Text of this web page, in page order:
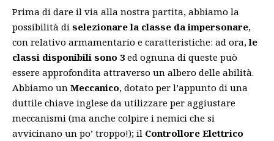
Prima di dare il via alla nostra partita, abbiamo la
possibilità di selezionare la classe da impersonare,
con relativo armamentario e caratteristiche: ad ora, le
classi disponibili sono 3 ed ognuna di queste può
essere approfondita attraverso un albero delle abilità.
Abbiamo un Meccanico, dotato per l’appunto di una
duttile chiave inglese da utilizzare per aggiustare
meccanismi (ma anche colpire i nemici che si
avvicinano un po’ troppo!); il Controllore Elettrico